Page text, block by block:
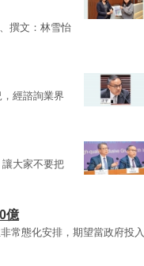
撰文：林雪怡
經諮詢業界
大家不要把
億
常態化安排，期望當政府投入